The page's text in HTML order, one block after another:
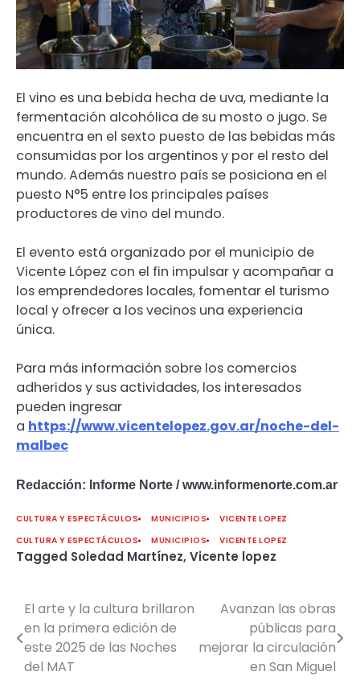
El vino es una bebida hecha de uva, mediante la
fermentación alcohólica de su mosto o jugo. Se
encuentra en el sexto puesto de las bebidas más
consumidas por los argentinos y por el resto del
mundo. Además nuestro país se posiciona en el
puesto N°5 entre los principales países
productores de vino del mundo.
El evento está organizado por el municipio de
Vicente López con el fin impulsar y acompañar a
los emprendedores locales, fomentar el turismo
local y ofrecer a los vecinos una experiencia
única.
Para más información sobre los comercios
adheridos y sus actividades, los interesados
pueden ingresar
a https://www.vicentelopez.gov.ar/noche-del-
malbec
Redacción: Informe Norte / www.informenorte.com.ar
CULTURA Y ESPECTÁCULOS MUNICIPIOS
VICENTE LOPEZ
CULTURA Y ESPECTÁCULOS
MUNICIPIOS VICENTE LOPEZ
Tagged Soledad Martínez, Vicente lopez
Navegación
de
entradas
El arte y la cultura brillaron
en la primera edición de
este 2025 de las Noches
del MAT
Avanzan las obras
públicas para
mejorar la circulación
en San Miguel